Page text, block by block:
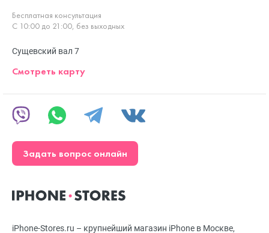
iPhone-Stores.ru – крупнейший магазин iPhone в Москве,
Бесплатная консультация
С 10:00 до 21:00, без выходных
Сущевский вал 7
Смотреть карту
Задать вопрос онлайн